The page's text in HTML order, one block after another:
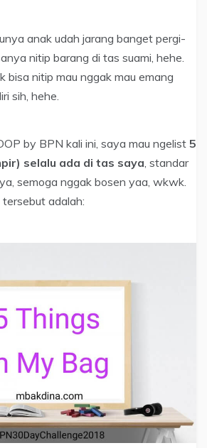
anak udah jarang banget pergi-
nitip barang di tas suami, hehe.
bisa nitip mau nggak mau emang
sih, hehe.
by BPN kali ini, saya mau ngelist 5
selalu ada di tas saya, standar
semoga nggak bosen yaa, wkwk.
adalah: